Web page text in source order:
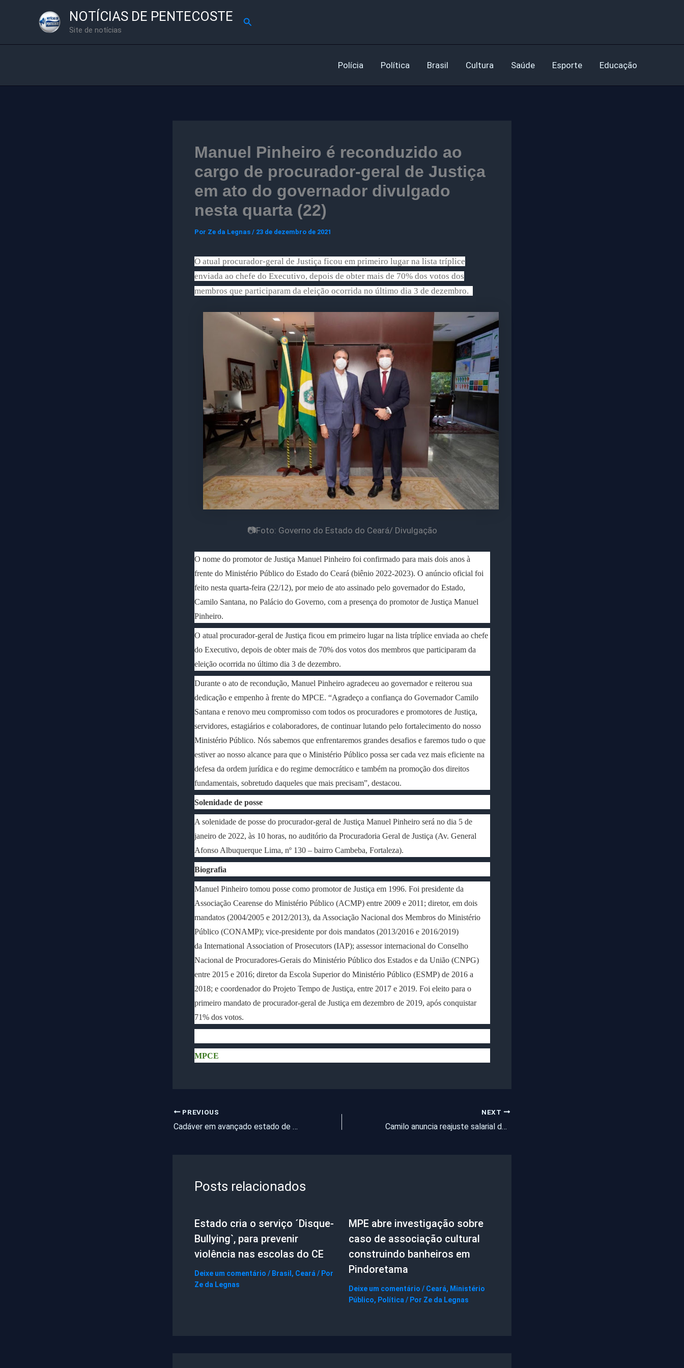
NOTÍCIAS DE PENTECOSTE
Site de notícias
Pesquisar
Polícia Política Brasil Cultura Saúde Esporte Educação
Manuel Pinheiro é reconduzido ao
cargo de procurador-geral de Justiça
em ato do governador divulgado
nesta quarta (22)
Por Ze da Legnas / 23 de dezembro de 2021
O atual procurador-geral de Justiça ficou em primeiro lugar na lista tríplice
enviada ao chefe do Executivo, depois de obter mais de 70% dos votos dos
membros que participaram da eleição ocorrida no último dia 3 de dezembro.
📷Foto: Governo do Estado do Ceará/ Divulgação
O nome do promotor de Justiça Manuel Pinheiro foi confirmado para mais dois anos à
frente do Ministério Público do Estado do Ceará (biênio 2022-2023). O anúncio oficial foi
feito nesta quarta-feira (22/12), por meio de ato assinado pelo governador do Estado,
Camilo Santana, no Palácio do Governo, com a presença do promotor de Justiça Manuel
Pinheiro.
O atual procurador-geral de Justiça ficou em primeiro lugar na lista tríplice enviada ao chefe
do Executivo, depois de obter mais de 70% dos votos dos membros que participaram da
eleição ocorrida no último dia 3 de dezembro.
Durante o ato de recondução, Manuel Pinheiro agradeceu ao governador e reiterou sua
dedicação e empenho à frente do MPCE. “Agradeço a confiança do Governador Camilo
Santana e renovo meu compromisso com todos os procuradores e promotores de Justiça,
servidores, estagiários e colaboradores, de continuar lutando pelo fortalecimento do nosso
Ministério Público. Nós sabemos que enfrentaremos grandes desafios e faremos tudo o que
estiver ao nosso alcance para que o Ministério Público possa ser cada vez mais eficiente na
defesa da ordem jurídica e do regime democrático e também na promoção dos direitos
fundamentais, sobretudo daqueles que mais precisam”, destacou.
Solenidade de posse
A solenidade de posse do procurador-geral de Justiça Manuel Pinheiro será no dia 5 de
janeiro de 2022, às 10 horas, no auditório da Procuradoria Geral de Justiça (Av. General
Afonso Albuquerque Lima, nº 130 – bairro Cambeba, Fortaleza).
Biografia
Manuel Pinheiro tomou posse como promotor de Justiça em 1996. Foi presidente da
Associação Cearense do Ministério Público (ACMP) entre 2009 e 2011; diretor, em dois
mandatos (2004/2005 e 2012/2013), da Associação Nacional dos Membros do Ministério
Público (CONAMP); vice-presidente por dois mandatos (2013/2016 e 2016/2019)
da International Association of Prosecutors (IAP); assessor internacional do Conselho
Nacional de Procuradores-Gerais do Ministério Público dos Estados e da União (CNPG)
entre 2015 e 2016; diretor da Escola Superior do Ministério Público (ESMP) de 2016 a
2018; e coordenador do Projeto Tempo de Justiça, entre 2017 e 2019. Foi eleito para o
primeiro mandato de procurador-geral de Justiça em dezembro de 2019, após conquistar
71% dos votos.
MPCE
PREVIOUS
Cadáver em avançado estado de decomposição é encontrado na zona rural de Granja
NEXT
Camilo anuncia reajuste salarial de 10,74% a todos os servidores estaduais do Ceará
Posts relacionados
Estado cria o serviço ´Disque-
Bullying`, para prevenir
violência nas escolas do CE
Deixe um comentário / Brasil , Ceará / Por
Ze da Legnas
MPE abre investigação sobre
caso de associação cultural
construindo banheiros em
Pindoretama
Deixe um comentário / Ceará, Ministério
Público, Política / Por Ze da Legnas